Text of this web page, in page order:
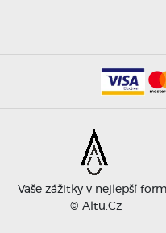
Vaše zážitky v nejlepší
© Altu.cz
stránek používámeCOOKIES
usnadnění používání webových
marketingových důvodů.
Povolit vše Odmítnout